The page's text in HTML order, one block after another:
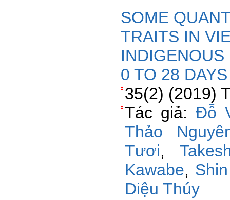
SOME
TRAITS IN
0 TO 28
35(2) (2019)
Tác giả: Đỗ
Thảo
Tươi,
Kawabe,
Diệu Thúy